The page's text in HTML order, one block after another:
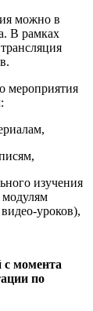
можно в
В рамках
мероприятия
изучения
уроков),
с момента
по